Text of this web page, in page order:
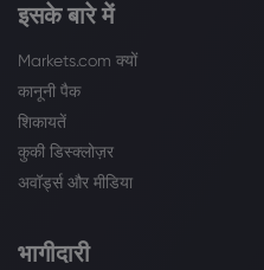
इसके बारे में
Markets.com क्यों
कानूनी पैक
शिकायतें
कुकी डिस्क्लोज़र
अवॉर्ड्स और मीडिया
भागीदारी